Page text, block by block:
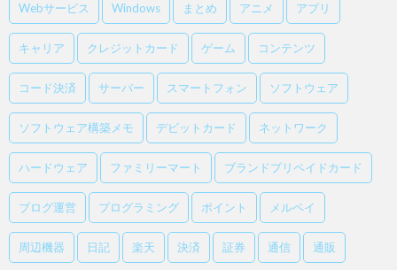
Webサービス Windows まとめ アニメ アプリ
キャリア クレジットカード ゲーム コンテンツ
コード決済 サーバー スマートフォン ソフトウェア
ソフトウェア構築メモ デビットカード ネットワーク
ハードウェア ファミリーマート ブランドプリペイドカード
ブログ運営 プログラミング ポイント メルペイ
周辺機器 日記 楽天 決済 証券 通信 通販